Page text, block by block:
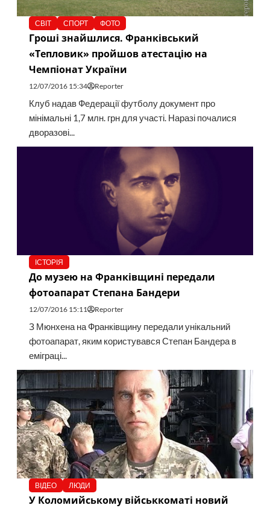
СВІТ СПОРТ ФОТО
Гроші знайшлися. Франківський
«Тепловик» пройшов атестацію на
Чемпіонат України
12/07/2016 15:34 Reporter
Клуб надав Федерації футболу документ про
мінімальні 1,7 млн. грн для участі. Наразі почалися
дворазові...
ІСТОРІЯ
До музею на Франківщині передали
фотоапарат Степана Бандери
12/07/2016 15:11 Reporter
З Мюнхена на Франківщину передали унікальний
фотоапарат, яким користувався Степан Бандера в
еміграці...
ВІДЕО ЛЮДИ
У Коломийському військкоматі новий